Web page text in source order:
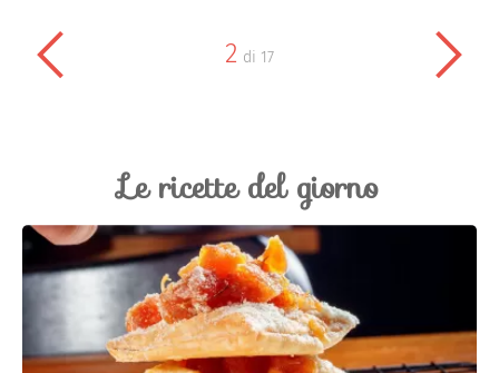
2 di 17
Le ricette del giorno